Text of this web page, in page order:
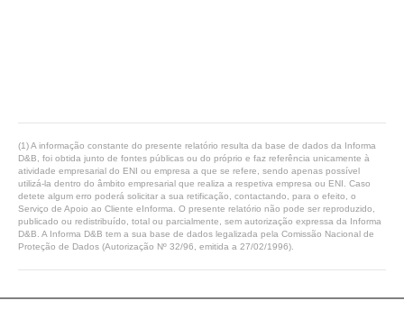
(1) A informação constante do presente relatório resulta da base de dados da Informa
D&B, foi obtida junto de fontes públicas ou do próprio e faz referência unicamente à
atividade empresarial do ENI ou empresa a que se refere, sendo apenas possível
utilizá-la dentro do âmbito empresarial que realiza a respetiva empresa ou ENI. Caso
detete algum erro poderá solicitar a sua retificação, contactando, para o efeito, o
Serviço de Apoio ao Cliente eInforma. O presente relatório não pode ser reproduzido,
publicado ou redistribuído, total ou parcialmente, sem autorização expressa da Informa
D&B. A Informa D&B tem a sua base de dados legalizada pela Comissão Nacional de
Proteção de Dados (Autorização Nº 32/96, emitida a 27/02/1996).